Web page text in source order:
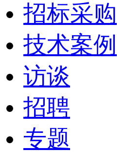
招标采购
技术案例
访谈
招聘
专题